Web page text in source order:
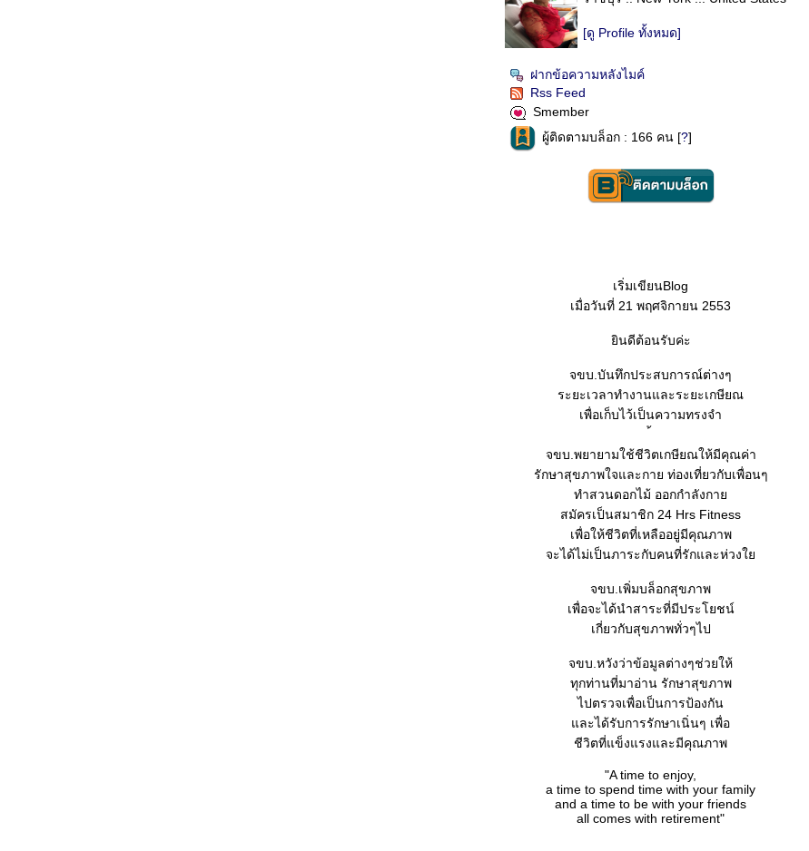
[ดู Profile ทั้งหมด]
ฝากข้อความหลังไมค์
Rss Feed
Smember
ผู้ติดตามบล็อก : 166 คน [?]
เริ่มเขียนBlog
เมื่อวันที่ 21 พฤศจิกายน 2553
ินดีต้อนรับค่ะ
จขบ.บันทึกประสบการณ์ต่างๆ
ระยะเวลาทำงานและระยะเกษียณ
เพื่อเก็บไว้เป็นความทรงจำ
จขบ.พยายามใช้ชีวิตเกษียณให้มีคุณค่า
รักษาสุขภาพใจและกาย ท่องเที่ยวกับเพื่อนๆ
ทำสวนดอกไม้ ออกกำลังกา
สมัครเป็นสมาชิก 24 Hrs Fitness
เพื่อให้ชีวิตที่เหลืออยู่มีคุณภาพ
จะได้ไม่เป็นภาระกับคนที่รักและห่วง
จขบ.เพิ่มบล็อกสุขภาพ
เพื่อจะได้นำสาระที่มีประโยชน์
เกี่ยวกับสุขภาพทั่วๆไป
จขบ.หวังว่าข้อมูลต่างๆช่วยให้
ทุกท่านที่มาอ่าน รักษาสุขภาพ
ไปตรวจเพื่อเป็นการป้องกัน
ละได้รับการรักษาเนิ่นๆ เพื่อ
ชีวิตที่แข็งแรงและมีคุณภาพ
"A time to enjoy,
a time to spend time with your family
and a time to be with your friends
all comes with retirement"